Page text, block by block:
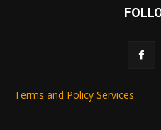
Terms and Policy Services